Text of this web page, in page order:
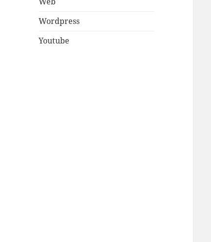
Wordpress
Youtube